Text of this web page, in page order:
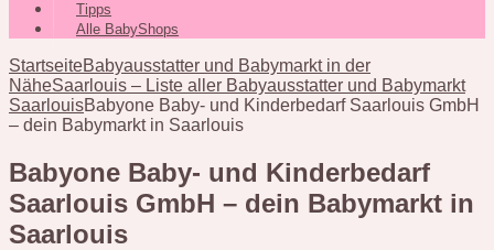
Tipps
Alle BabyShops
StartseiteBabyausstatter und Babymarkt in der
NäheSaarlouis – Liste aller Babyausstatter und Babymarkt
SaarlouisBabyone Baby- und Kinderbedarf Saarlouis GmbH
– dein Babymarkt in Saarlouis
Babyone Baby- und Kinderbedarf
Saarlouis GmbH – dein Babymarkt in
Saarlouis